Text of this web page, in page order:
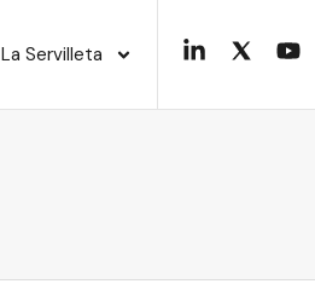
La Servilleta